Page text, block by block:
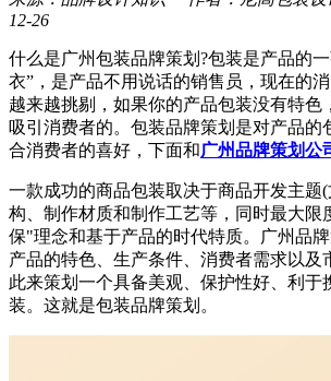
12-26
什么是广州包装品牌策划?包装是产品的
衣”，是产品不用说话的销售员，现在的
越来越挑剔，如果你的产品包装没有特色
吸引消费者的。包装品牌策划是对产品的
合消费者的喜好，下面和广州品牌策划公
一款成功的商品包装取决于商品开发主题
构、制作材质和制作工艺等，同时最大限
保"理念和基于产品的时代特质。广州品
产品的特色、生产条件、消费者需求以及
此来策划一个具备美观、保护性好、利于
装。这就是包装品牌策划。